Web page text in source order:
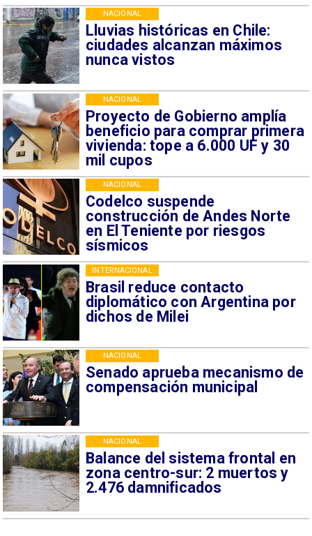
Lluvias históricas en Chile:
ciudades alcanzan máximos
nunca vistos
NACIONAL
Proyecto de Gobierno amplía
beneficio para comprar primera
vivienda: tope a 6.000 UF y 30
mil cupos
NACIONAL
Codelco suspende
construcción de Andes Norte
en El Teniente por riesgos
sísmicos
NACIONAL
Brasil reduce contacto
diplomático con Argentina por
dichos de Milei
INTERNACIONAL
Senado aprueba mecanismo de
compensación municipal
NACIONAL
Balance del sistema frontal en
zona centro-sur: 2 muertos y
2.476 damnificados
NACIONAL